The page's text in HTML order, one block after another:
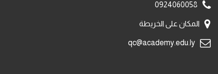
0924060058
المكان على الخريطة
qc@academy.edu.ly